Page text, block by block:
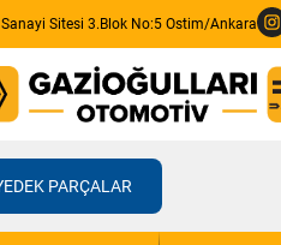
Sanayi Sitesi 3.Blok No:5 Ostim/Ankara
PARÇALAR